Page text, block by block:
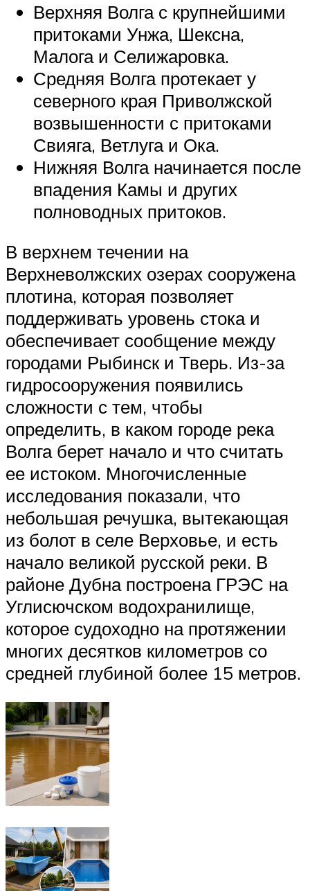
Верхняя Волга с крупнейшими
притоками Унжа, Шексна,
Малога и Селижаровка.
Средняя Волга протекает у
северного края Приволжской
возвышенности с притоками
Свияга, Ветлуга и Ока.
Нижняя Волга начинается после
впадения Камы и других
полноводных притоков.
В верхнем течении на
Верхневолжских озерах сооружена
плотина, которая позволяет
поддерживать уровень стока и
обеспечивает сообщение между
городами Рыбинск и Тверь. Из-за
гидросооружения появились
сложности с тем, чтобы
определить, в каком городе река
Волга берет начало и что считать
ее истоком. Многочисленные
исследования показали, что
небольшая речушка, вытекающая
из болот в селе Верховье, и есть
начало великой русской реки. В
районе Дубна построена ГРЭС на
Углисючском водохранилище,
которое судоходно на протяжении
многих десятков километров со
средней глубиной более 15 метров.